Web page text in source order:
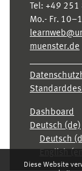
Diese Website
Tel: +49 251
Mo.- Fr.
muenster.de
Dashboard
Deutsch ‎(de)‎
Deutsch